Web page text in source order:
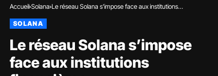
Accueil Solana Le réseau Solana s’impose face aux institutions
SOLANA
Le réseau Solana s’impose
face aux institutions